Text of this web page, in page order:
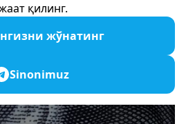
қилинг.
жўнатинг
Sinonimuz